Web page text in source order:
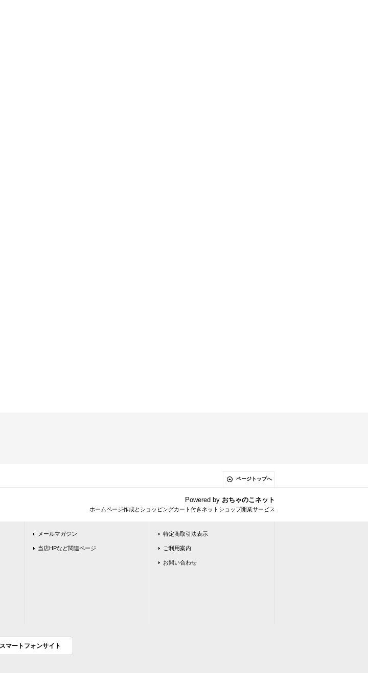
ページトップへ
Powered by おちゃのこネット
ホームページ作成とショッピングカート付きネットショップ開業サービス
メールマガジン
当店HPなど関連ページ
特定商取引法表示
ご利用案内
お問い合わせ
スマートフォンサイト